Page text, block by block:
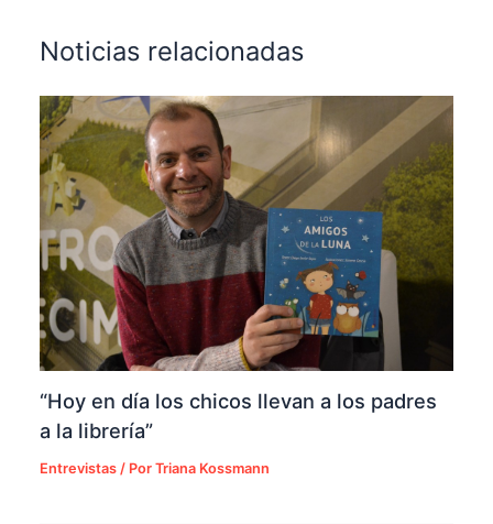
Noticias relacionadas
“Hoy en día los chicos llevan a los padres
a la librería”
Entrevistas / PorTriana Kossmann